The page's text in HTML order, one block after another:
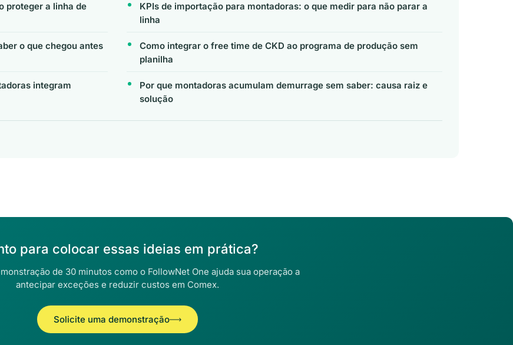
proteger a linha de
KPIs de importação para montadoras: o que medir para não parar a
linha
o que chegou antes
Como integrar o free time de CKD ao programa de produção sem
planilha
integram
Por que montadoras acumulam demurrage sem saber: causa raiz e
solução
para colocar essas ideias em prática?
de 30 minutos como o FollowNet One ajuda sua operação a
antecipar exceções e reduzir custos em Comex.
Solicite uma demonstração